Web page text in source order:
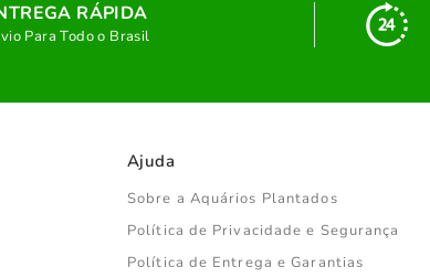
RÁPIDA
Para Todo o Brasil
Ajuda
Sobre a Aquários Plantados
Política de Privacidade e Segurança
Política de Entrega e Garantias